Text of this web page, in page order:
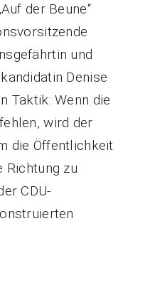
der Beune“
und
Denise
Taktik: Wenn die
wird der
die Öffentlichkeit
Richtung zu
CDU-